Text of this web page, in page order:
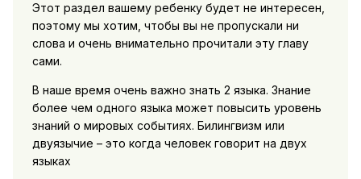
Этот раздел вашему ребенку будет не интересен,
поэтому мы хотим, чтобы вы не пропускали ни
слова и очень внимательно прочитали эту главу
сами.
В наше время очень важно знать 2 языка. Знание
более чем одного языка может повысить уровень
знаний о мировых событиях. Билингвизм или
двуязычие – это когда человек говорит на двух
языках